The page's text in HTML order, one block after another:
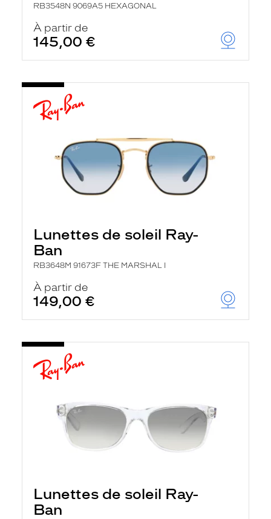
RB3548N 9069A5 HEXAGONAL
À partir de
145,00 €
Lunettes de soleil Ray-
Ban
RB3648M 91673F THE MARSHAL I
À partir de
149,00 €
Lunettes de soleil Ray-
Ban